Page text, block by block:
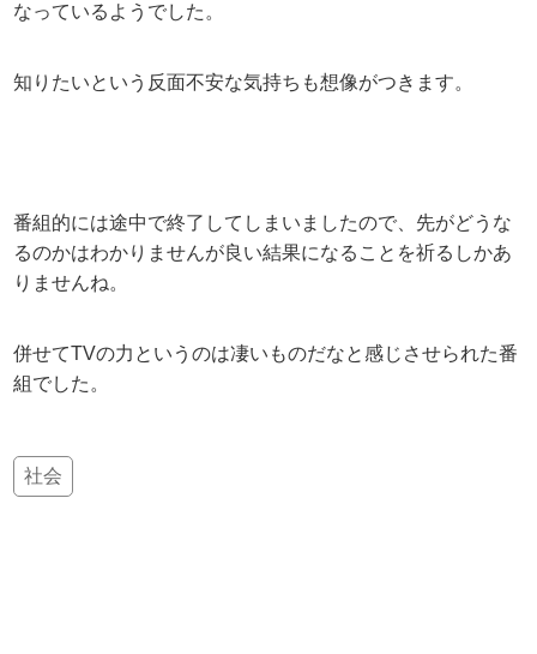
なっているようでした。
知りたいという反面不安な気持ちも想像がつきます。
番組的には途中で終了してしまいましたので、先がどうな
るのかはわかりませんが良い結果になることを祈るしかあ
りませんね。
併せてTVの力というのは凄いものだなと感じさせられた番
組でした。
社会